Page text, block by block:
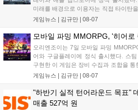
미래를 배경으로 이용자는 직접 타이탄
위한 전투를 펼친다. 지휘관 모집, 피난
지원 보상을 제공한다. 상세 내용은 공식
게임뉴스 | 김규만 | 08-07
모바일 파밍 MMORPG, '히어로
오리엔조이는 7일 모바일 파밍
어와 구글플레이에 정식 출시했다. 스
구현한 이 게임은 장비 수집과 조합을 통
무기 스킬을 활용한 전략적 전투와 길
혜택을 지급하며, 상세 내용은 공식 라
는 게임 접속 및 주요 콘텐츠 플레이를 통
게임뉴스 | 김규만 | 08-07
"하반기 실적 턴어라운드 목표"
매출 527억 원